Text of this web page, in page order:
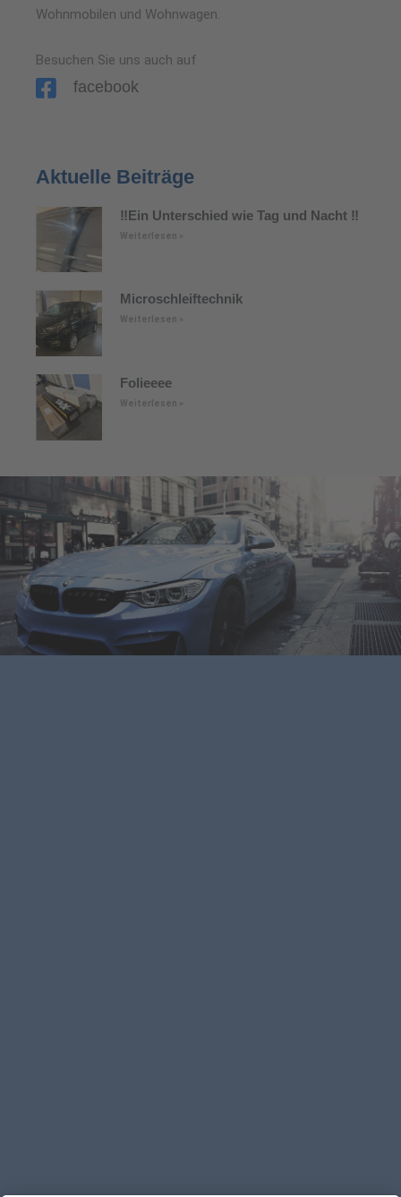
Wohnmobilen und Wohnwagen.
Besuchen Sie uns auch auf
facebook
Aktuelle Beiträge
‼️Ein Unterschied wie Tag und Nacht ‼️
Weiterlesen »
Microschleiftechnik
Weiterlesen »
Folieeee
Weiterlesen »